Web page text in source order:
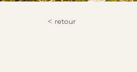
< retour